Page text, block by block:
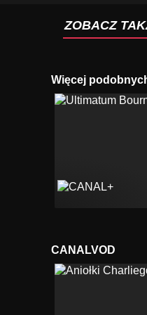
ZOBACZ
Więcej
CANALVOD